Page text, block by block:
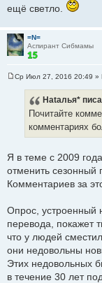
е
ещё светло.
=N=
Аспирант Сибмамы
Ср Июл 27, 2016 20:49 »
Hataлья*
Почитайте
комментариях
Я в теме с 2009
отменить сезонный
Комментариев за
Опрос, устроенный
перевода, покажет
что у людей
они недовольны
Этих недовольных
в течение 30 лет